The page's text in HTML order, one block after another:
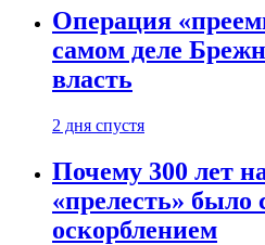
Операция
самом деле
власть
2 дня спустя
Почему 300 лет
«прелесть»
оскорблением